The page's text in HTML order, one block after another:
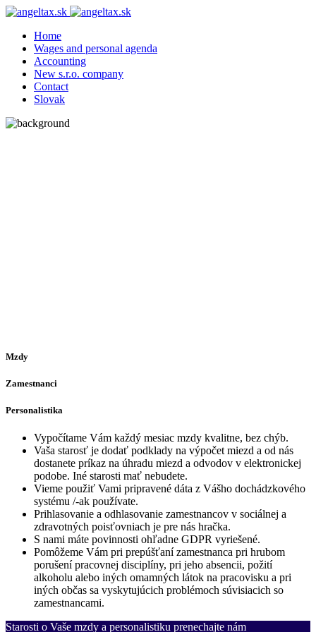
Home
Wages and personal agenda
Accounting
New s.r.o. company
Contact
Slovak
Mzdy
Zamestnanci
Personalistika
Vypočítame Vám každý mesiac mzdy kvalitne, bez chýb.
Vaša starosť je dodať podklady na výpočet miezd a od nás
dostanete príkaz na úhradu miezd a odvodov v elektronickej
podobe. Iné starosti mať nebudete.
Vieme použiť Vami pripravené dáta z Vášho dochádzkového
systému /-ak používate.
Prihlasovanie a odhlasovanie zamestnancov v sociálnej a
zdravotných poisťovniach je pre nás hračka.
S nami máte povinnosti ohľadne GDPR vyriešené.
Pomôžeme Vám pri prepúšťaní zamestnanca pri hrubom
porušení pracovnej disciplíny, pri jeho absencii, požití
alkoholu alebo iných omamných látok na pracovisku a pri
iných občas sa vyskytujúcich problémoch súvisiacich so
zamestnancami.
Starosti o Vaše mzdy a personalistiku prenechajte nám